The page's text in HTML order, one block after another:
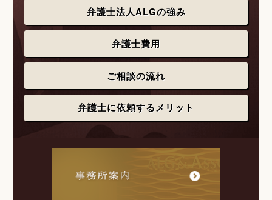
弁護士法人ALGの強み
弁護士費用
ご相談の流れ
弁護士に依頼するメリット